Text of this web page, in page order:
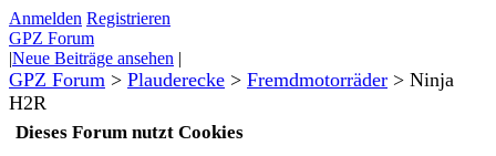
Anmelden Registrieren
GPZ Forum
|Neue Beiträge ansehen |
GPZ Forum > Plauderecke > Fremdmotorräder > Ninja
H2R
Dieses Forum nutzt Cookies